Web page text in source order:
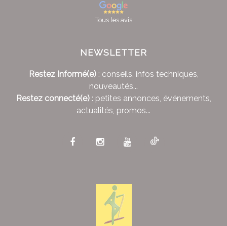
Tous les avis
NEWSLETTER
Restez Informé(e): conseils, infos techniques,
nouveautés...
Restez connecté(e): petites annonces, événements,
actualités, promos...